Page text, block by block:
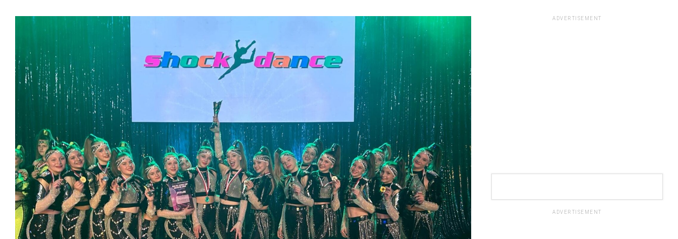
ADVERTISEMENT
ADVERTISEMENT